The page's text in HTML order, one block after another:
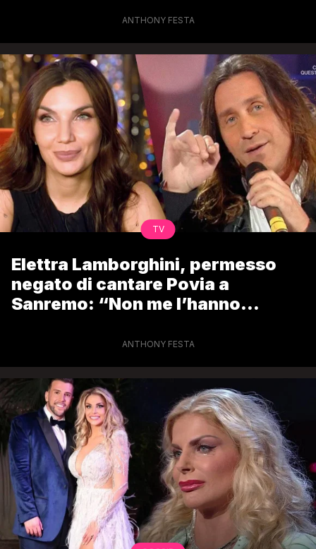
ANTHONY FESTA
TV
Elettra Lamborghini, permesso
negato di cantare Povia a
Sanremo: “Non me l’hanno
ANTHONY FESTA